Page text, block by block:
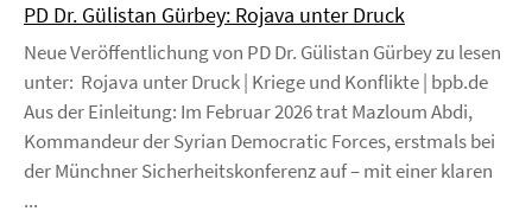
PD Dr. Gülistan Gürbey: Rojava unter Druck
Neue Veröffentlichung von PD Dr. Gülistan Gürbey zu lesen
unter: Rojava unter Druck | Kriege und Konflikte | bpb.de
Aus der Einleitung: Im Februar 2026 trat Mazloum Abdi,
Kommandeur der Syrian Democratic Forces, erstmals bei
der Münchner Sicherheitskonferenz auf – mit einer klaren
...